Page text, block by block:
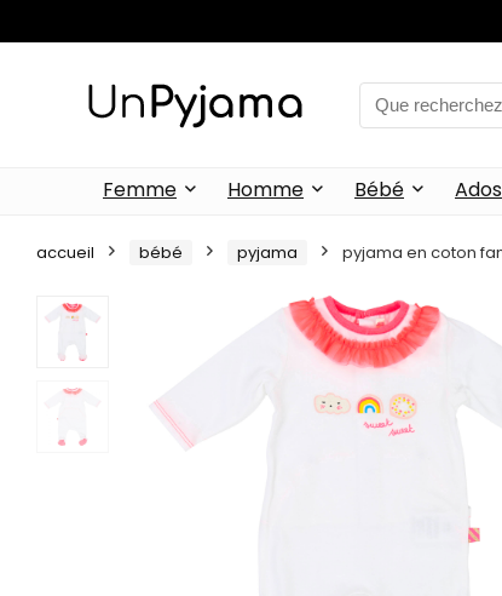
Femme Homme Bébé Ados
accueil bébé pyjama pyjama en coton